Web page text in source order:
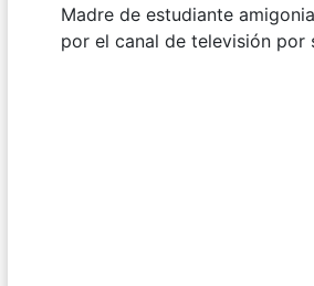
Madre de estudiante
por el canal de televisión